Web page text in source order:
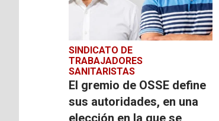
SINDICATO DE
TRABAJADORES
SANITARISTAS
El gremio de OSSE define
sus autoridades, en una
elección en la que se